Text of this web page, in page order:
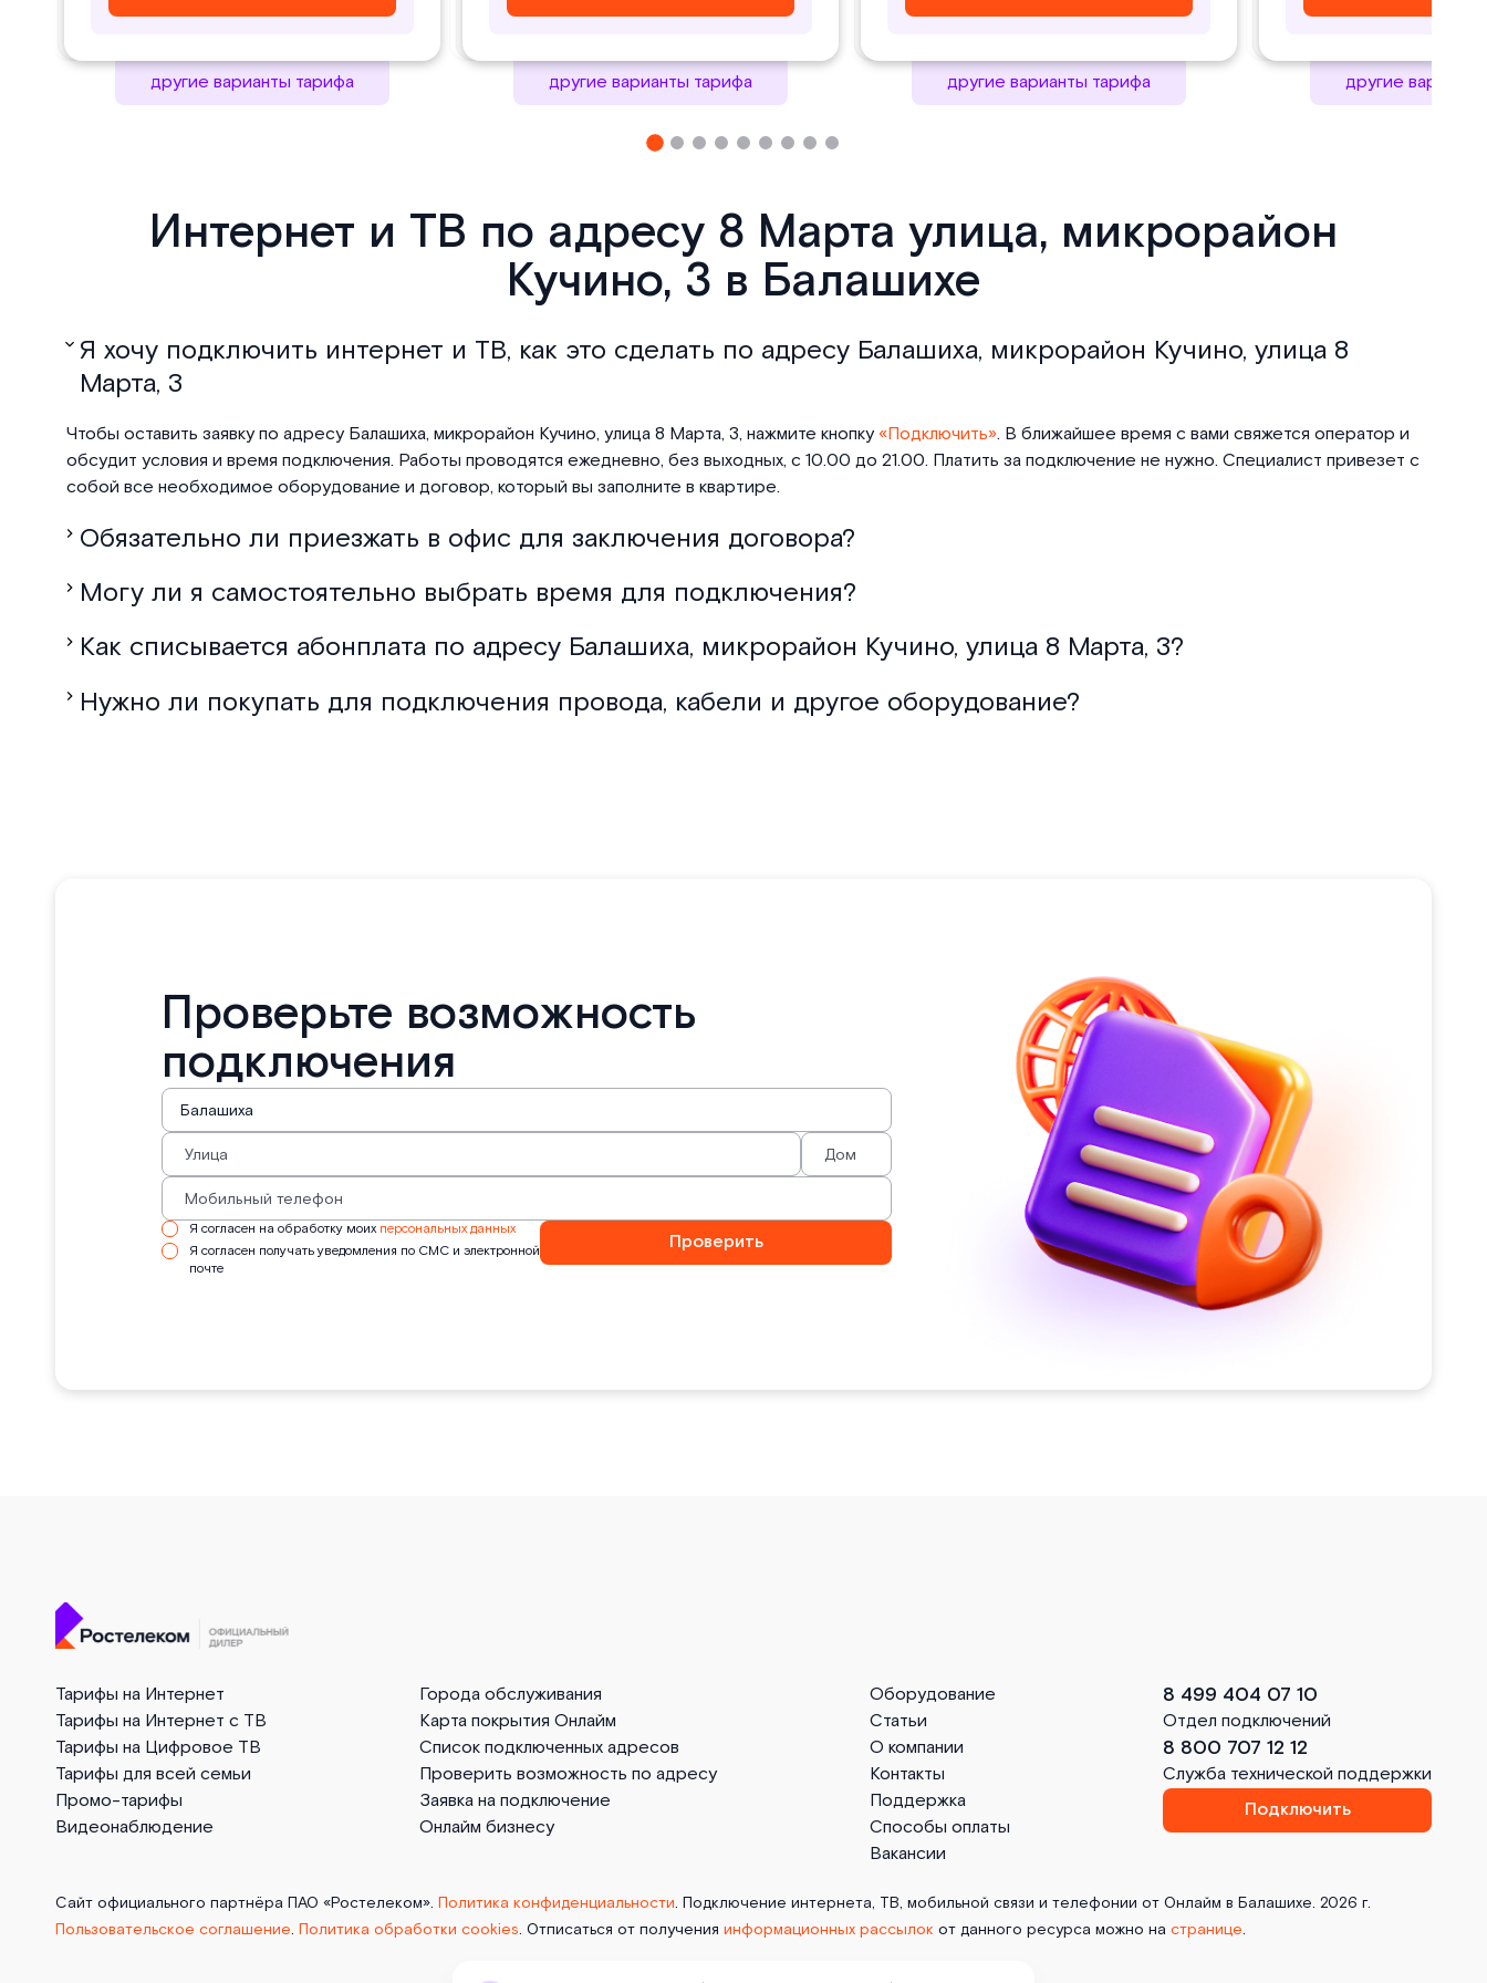
другие варианты тарифа другие варианты тарифа другие варианты тарифа другие
Интернет и ТВ по адресу 8 Марта улица, микрорайон
Кучино, 3 в Балашихе
Я хочу подключить интернет и ТВ, как это сделать по адресу Балашиха, микрорайон Кучино, улица 8
Марта, 3
Чтобы оставить заявку по адресу Балашиха, микрорайон Кучино, улица 8 Марта, 3, нажмите кнопку«Подключить». В ближайшее время с вами свяжется оператор и
обсудит условия и время подключения. Работы проводятся ежедневно, без выходных, с 10.00 до 21.00. Платить за подключение не нужно. Специалист привезет с
собой все необходимое оборудование и договор, который вы заполните в квартире.
Обязательно ли приезжать в офис для заключения договора?
Могу ли я самостоятельно выбрать время для подключения?
Как списывается абонплата по адресу Балашиха, микрорайон Кучино, улица 8 Марта, 3?
Нужно ли покупать для подключения провода, кабели и другое оборудование?
Проверьте возможность
подключения
Я согласен на обработку моих персональных данных
Я согласен получать уведомления по СМС и электронной
почте
Проверить
Тарифы на Интернет
Тарифы на Интернет с ТВ
Тарифы на Цифровое ТВ
Тарифы для всей семьи
Промо-тарифы
Видеонаблюдение
Города обслуживания
Карта покрытия Онлайм
Список подключенных адресов
Проверить возможность по адресу
Заявка на подключение
Онлайм бизнесу
Оборудование
Статьи
О компании
Контакты
Поддержка
Способы оплаты
Вакансии
8 499 404 07 10
Отдел подключений
8 800 707 12 12
Служба технической поддержки
Подключить
Сайт официального партнёра ПАО «Ростелеком». Политика конфиденциальности. Подключение интернета, ТВ, мобильной связи и телефонии от Онлайм в Балашихе. 2026 г.
Пользовательское соглашение. Политика обработки cookies. Отписаться от получения информационных рассылок от данного ресурса можно на странице.